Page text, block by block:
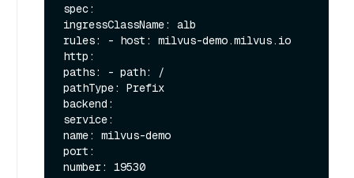
spec:
ingressClassName: alb
rules: - host: milvus-demo.milvus.io
http:
paths: - path: /
pathType: Prefix
backend:
service:
name: milvus-demo
port: